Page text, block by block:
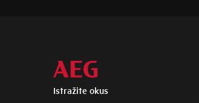
Istražite okus